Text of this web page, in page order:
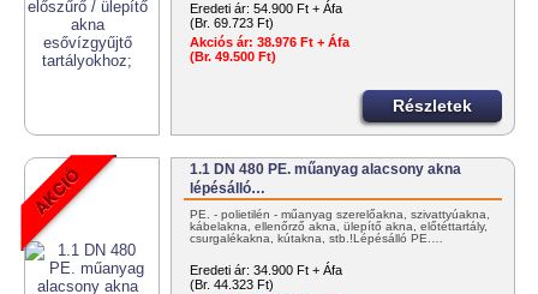
Eredeti ár: 54.900 Ft + Áfa
(Br. 69.723 Ft)
Akciós ár: 38.976 Ft + Áfa
(Br. 49.500 Ft)
Részletek
1.1 DN 480 PE. műanyag alacsony akna
lépésálló…
PE. - polietilén - műanyag szerelőakna, szivattyúakna,
kábelakna, ellenőrző akna, ülepítő akna, előtéttartály,
csurgalékakna, kútakna, stb.!Lépésálló PE.…
Eredeti ár: 34.900 Ft + Áfa
(Br. 44.323 Ft)